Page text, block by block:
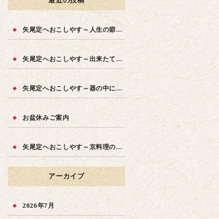
矢尾定へおこしやす～人生の節目に～
矢尾定へおこしやす～出来たての品質を～
矢尾定へおこしやす～器の中に四季を～
お盆休みご案内
矢尾定へおこしやす～京料理の味を～
アーカイブ
2026年7月